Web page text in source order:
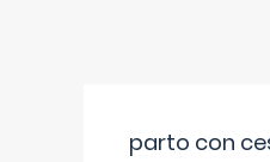
parto con